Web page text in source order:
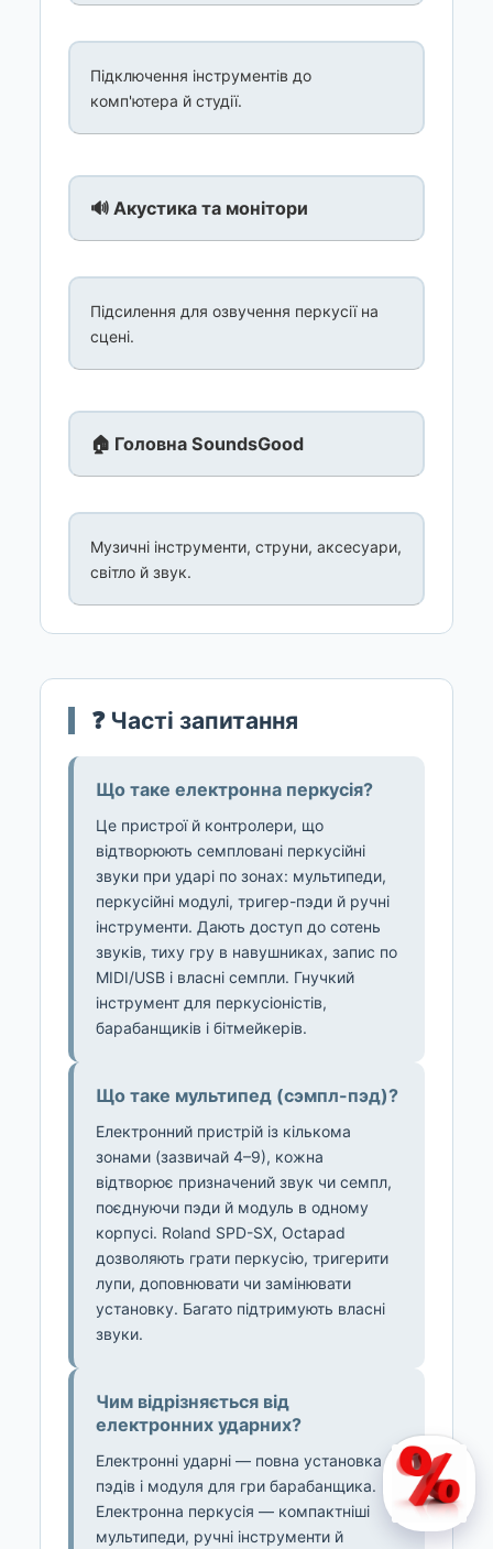
Підключення інструментів до
комп'ютера й студії.
🔊 Акустика та монітори
Підсилення для озвучення перкусії на
сцені.
🏠 Головна SoundsGood
Музичні інструменти, струни, аксесуари,
світло й звук.
❓ Часті запитання
Що таке електронна перкусія?
Це пристрої й контролери, що
відтворюють семпловані перкусійні
звуки при ударі по зонах: мультипеди,
перкусійні модулі, тригер-пэди й ручні
інструменти. Дають доступ до сотень
звуків, тиху гру в навушниках, запис по
MIDI/USB і власні семпли. Гнучкий
інструмент для перкусіоністів,
барабанщиків і бітмейкерів.
Що таке мультипед (сэмпл-пэд)?
Електронний пристрій із кількома
зонами (зазвичай 4–9), кожна
відтворює призначений звук чи семпл,
поєднуючи пэди й модуль в одному
корпусі. Roland SPD-SX, Octapad
дозволяють грати перкусію, тригерити
лупи, доповнювати чи замінювати
установку. Багато підтримують власні
звуки.
Чим відрізняється від
електронних ударних?
Електронні ударні — повна установка з
пэдів і модуля для гри барабанщика.
Електронна перкусія — компактніші
мультипеди, ручні інструменти й